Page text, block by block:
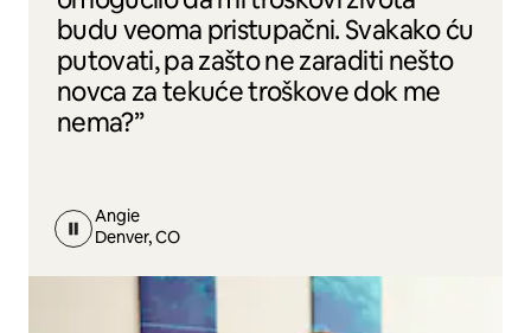
budu veoma pristupačni. Svakako ću
putovati, pa zašto ne zaraditi nešto
novca za tekuće troškove dok me
nema?”
Angie
Denver, CO